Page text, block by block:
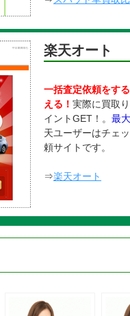
楽天オート
一括査定依頼をす
える！実際に買取
イントGET！。最
天ユーザーはチェ
頼サイトです。
⇒楽天オート